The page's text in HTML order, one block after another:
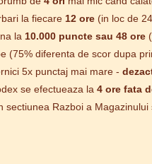
la fiecare 12 ore(in loc de 24
la 10.000 puncte sau 48 ore
(75% diferenta de scor dupa
5x punctaj mai mare -
se efectueaza la 4 ore fata
sectiunea Razboi a